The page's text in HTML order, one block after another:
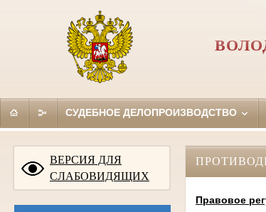
СУДЕБНОЕ ДЕЛОПРОИЗВОДСТВО
ВЕРСИЯ ДЛЯ
СЛАБОВИДЯЩИХ
Правовое